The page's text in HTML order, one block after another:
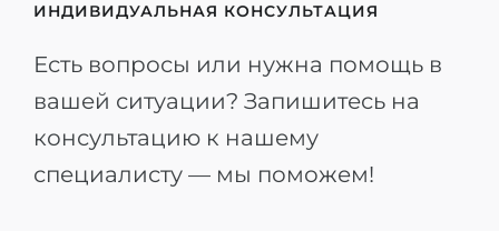
ИНДИВИДУАЛЬНАЯ КОНСУЛЬТАЦИЯ
Есть вопросы или нужна помощь в
вашей ситуации? Запишитесь на
консультацию к нашему
специалисту — мы поможем!